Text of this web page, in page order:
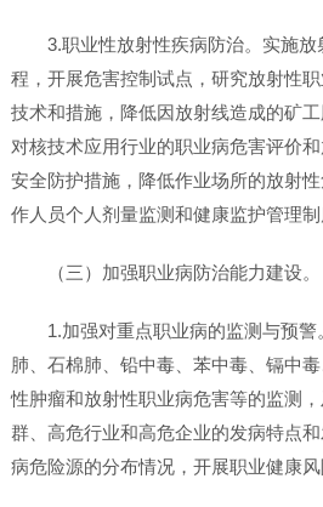
3.职业性放射性疾病防治。实施
程，开展危害控制试点，研究放射性
技术和措施，降低因放射线造成的矿
对核技术应用行业的职业病危害评价
安全防护措施，降低作业场所的放射
作人员个人剂量监测和健康监护管理制
（三）加强职业病防治能力建设。
1.加强对重点职业病的监测与预
肺、石棉肺、铅中毒、苯中毒、镉中
性肿瘤和放射性职业病危害等的监测
群、高危行业和高危企业的发病特点
病危险源的分布情况，开展职业健康风